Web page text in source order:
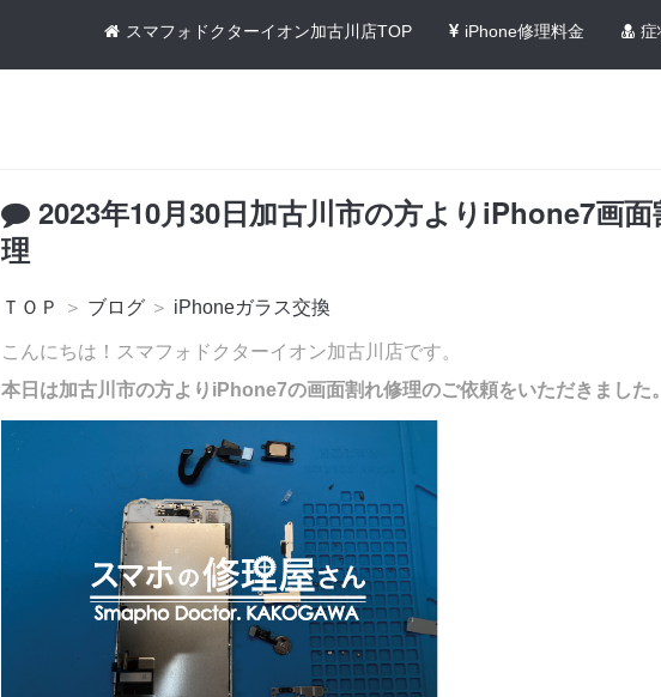
スマフォドクターイオン加古川店TOP iPhone修理料金 症
2023年10月30日加古川市の方よりiPhone7画
理
ＴＯＰ ＞ ブログ ＞ iPhoneガラス交換
こんにちは！スマフォドクターイオン加古川店です。
本日は加古川市の方よりiPhone7の画面割れ修理のご依頼をいただきました。